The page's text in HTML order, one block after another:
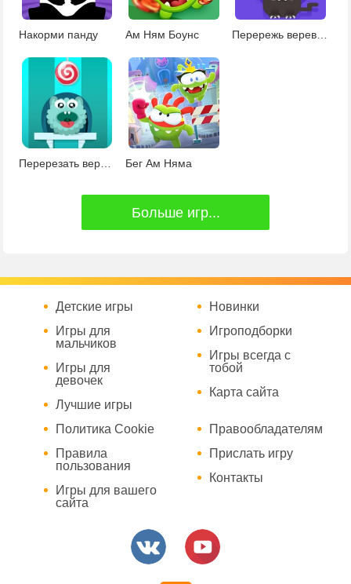
Накорми панду Ам Ням Боунс Перережь веревку и накорми кота 2
Перерезать веревку Бег Ам Няма
Больше игр...
Детские игры
Игры для
мальчиков
Игры для
девочек
Лучшие игры
Новинки
Игроподборки
Игры всегда с
тобой
Карта сайта
Политика Cookie
Правила
пользования
Игры для вашего
сайта
Правообладателям
Прислать игру
Контакты